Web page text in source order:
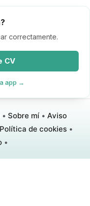
correctamente.
CV
app →
•Sobre mí •Aviso
Política de cookies •
•